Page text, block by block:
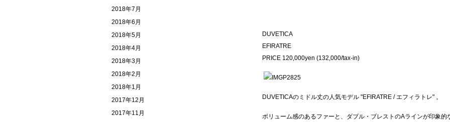
DUVETICA
EFIRATRE
PRICE 120,000yen (132,000/tax-in)
DUVETICAのミドル丈の人気モデル "EFIRATRE / エフィラトレ" 。
ボリューム感のあるファーと、ダブル・ブレストのAラインが印象的
2018年7月
2018年6月
2018年5月
2018年4月
2018年3月
2018年2月
2018年1月
2017年12月
2017年11月